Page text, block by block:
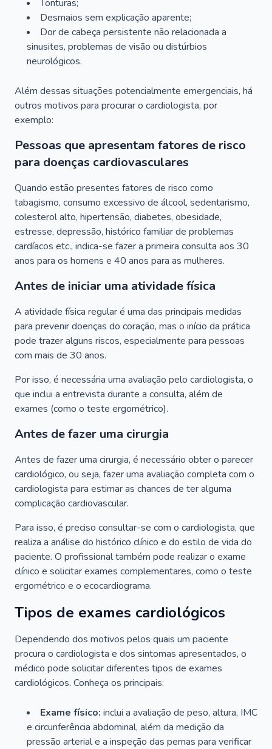
Tonturas;
Desmaios sem explicação aparente;
Dor de cabeça persistente não relacionada a
sinusites, problemas de visão ou distúrbios
neurológicos.
Além dessas situações potencialmente emergenciais, há
outros motivos para procurar o cardiologista, por
exemplo:
Pessoas que apresentam fatores de risco
para doenças cardiovasculares
Quando estão presentes fatores de risco como
tabagismo, consumo excessivo de álcool, sedentarismo,
colesterol alto, hipertensão, diabetes, obesidade,
estresse, depressão, histórico familiar de problemas
cardíacos etc., indica-se fazer a primeira consulta aos 30
anos para os homens e 40 anos para as mulheres.
Antes de iniciar uma atividade física
A atividade física regular é uma das principais medidas
para prevenir doenças do coração, mas o início da prática
pode trazer alguns riscos, especialmente para pessoas
com mais de 30 anos.
Por isso, é necessária uma avaliação pelo cardiologista, o
que inclui a entrevista durante a consulta, além de
exames (como o teste ergométrico).
Antes de fazer uma cirurgia
Antes de fazer uma cirurgia, é necessário obter o parecer
cardiológico, ou seja, fazer uma avaliação completa com o
cardiologista para estimar as chances de ter alguma
complicação cardiovascular.
Para isso, é preciso consultar-se com o cardiologista, que
realiza a análise do histórico clínico e do estilo de vida do
paciente. O profissional também pode realizar o exame
clínico e solicitar exames complementares, como o teste
ergométrico e o ecocardiograma.
Tipos de exames cardiológicos
Dependendo dos motivos pelos quais um paciente
procura o cardiologista e dos sintomas apresentados, o
médico pode solicitar diferentes tipos de exames
cardiológicos. Conheça os principais:
Exame físico: inclui a avaliação de peso, altura, IMC
e circunferência abdominal, além da medição da
pressão arterial e a inspeção das pernas para verificar